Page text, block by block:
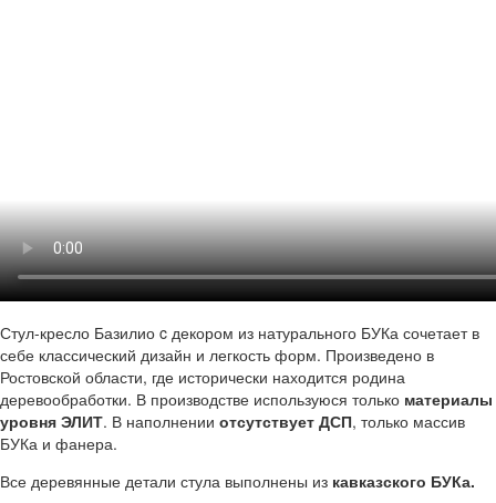
Стул-кресло Базилио c декором из натурального БУКа сочетает в
себе классический дизайн и легкость форм. Произведено в
Ростовской области, где исторически находится родина
деревообработки. В производстве используюся только материалы
уровня ЭЛИТ. В наполнении отсутствует ДСП, только массив
БУКа и фанера.
Все деревянные детали стула выполнены из кавказского БУКа.